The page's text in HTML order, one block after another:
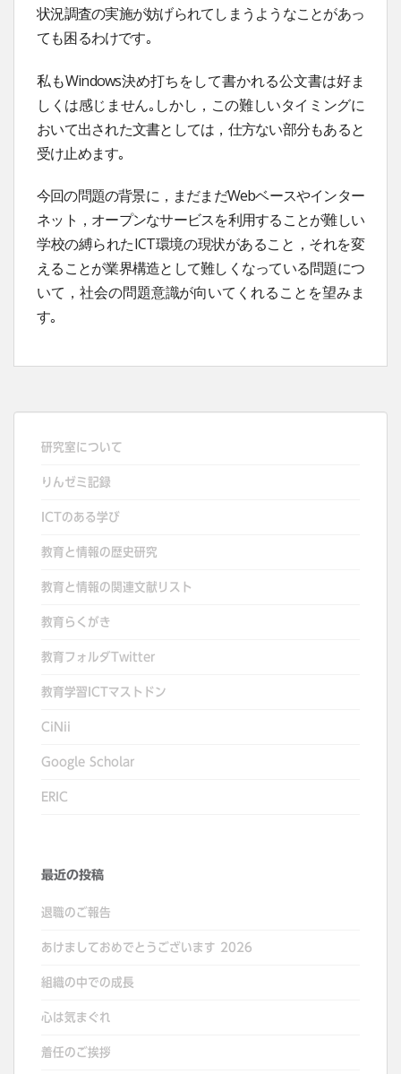
状況調査の実施が妨げられてしまうようなことがあっ
ても困るわけです｡
私もWindows決め打ちをして書かれる公文書は好ま
しくは感じません｡しかし，この難しいタイミングに
おいて出された文書としては，仕方ない部分もあると
受け止めます｡
今回の問題の背景に，まだまだWebベースやインター
ネット，オープンなサービスを利用することが難しい
学校の縛られたICT環境の現状があること，それを変
えることが業界構造として難しくなっている問題につ
いて，社会の問題意識が向いてくれることを望みま
す｡
研究室について
りんゼミ記録
ICTのある学び
教育と情報の歴史研究
教育と情報の関連文献リスト
教育らくがき
教育フォルダTwitter
教育学習ICTマストドン
CiNii
Google Scholar
ERIC
最近の投稿
退職のご報告
あけましておめでとうございます 2026
組織の中での成長
心は気まぐれ
着任のご挨拶